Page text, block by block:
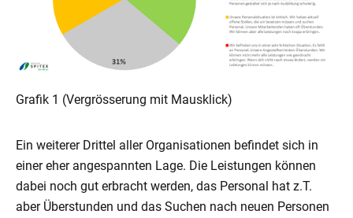
Grafik 1 (Vergrösserung mit Mausklick)
Ein weiterer Drittel aller Organisationen befindet sich in
einer eher angespannten Lage. Die Leistungen können
dabei noch gut erbracht werden, das Personal hat z.T.
aber Überstunden und das Suchen nach neuen Personen